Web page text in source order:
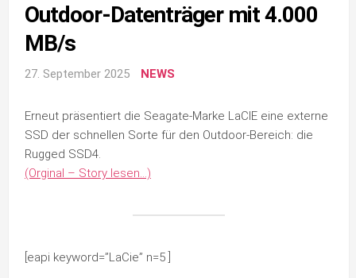
Outdoor-Datenträger mit 4.000
MB/s
27. September 2025 NEWS
Erneut präsentiert die Seagate-Marke LaCIE eine externe
SSD der schnellen Sorte für den Outdoor-Bereich: die
Rugged SSD4.
(Orginal – Story lesen…)
[eapi keyword=”LaCie” n=5 ]